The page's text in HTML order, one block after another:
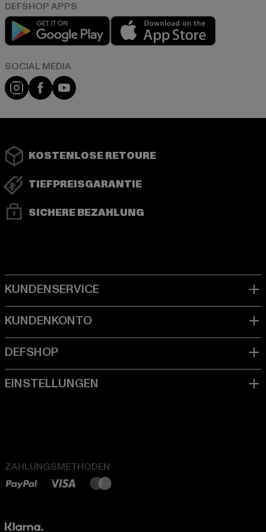
Play market
Instagram
FacebookYouTube
KOSTENLOSE RETOURE
TIEFPREISGARANTIE
SICHERE BEZAHLUNG
ZAHLUNGSMETHODEN